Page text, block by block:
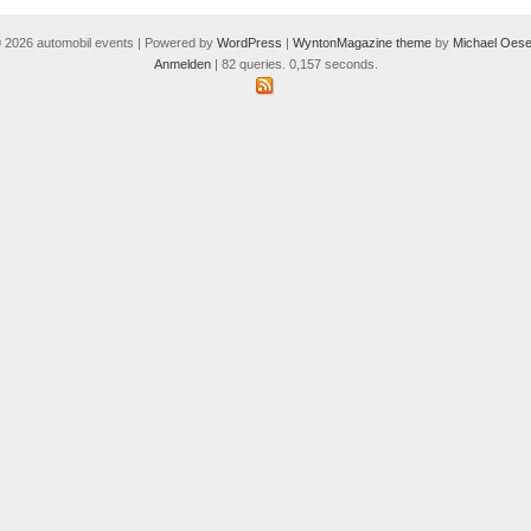
2026 automobil events | Powered by WordPress | WyntonMagazine theme by Michael
Anmelden| 82 queries. 0,157 seconds.